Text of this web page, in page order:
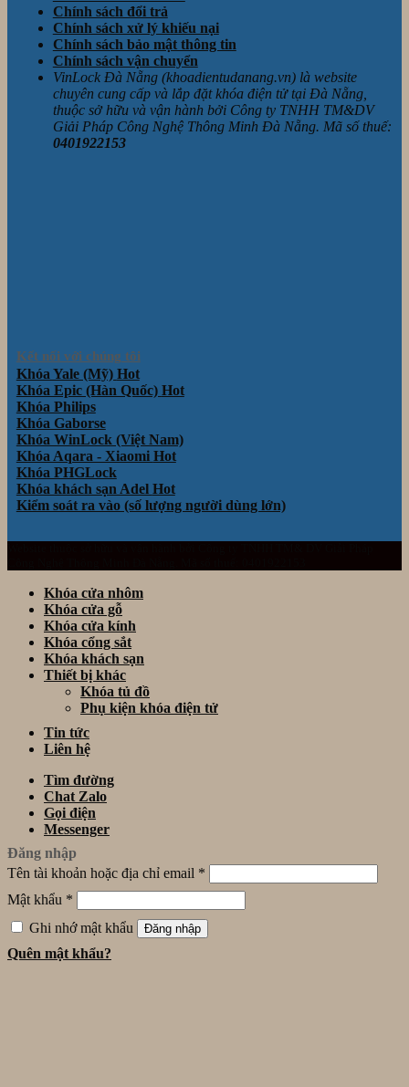
Chính sách đổi trả
Chính sách xử lý khiếu nại
Chính sách bảo mật thông tin
Chính sách vận chuyển
VinLock Đà Nẵng (khoadientudanang.vn) là website
chuyên cung cấp và lắp đặt khóa điện tử tại Đà Nẵng,
thuộc sở hữu và vận hành bởi Công ty TNHH TM&DV
Giải Pháp Công Nghệ Thông Minh Đà Nẵng. Mã số thuế:
0401922153
Kết nối với chúng tôi
Khóa Yale (Mỹ)
Khóa Epic (Hàn Quốc)
Khóa Philips
Khóa Gaborse
Khóa WinLock (Việt Nam)
Khóa Aqara - Xiaomi
Khóa PHGLock
Khóa khách sạn Adel
Kiểm soát ra vào (số lượng người dùng lớn)
Khóa cửa nhôm
Khóa cửa gỗ
Khóa cửa kính
Khóa cổng sắt
Khóa khách sạn
Thiết bị khác
Khóa tủ đồ
Phụ kiện khóa điện tử
Tin tức
Liên hệ
Tìm đường
Chat Zalo
Gọi điện
Messenger
Đăng nhập
Tên tài khoản hoặc địa chỉ email *
Mật khẩu *
Ghi nhớ mật khẩu
Đăng nhập
Quên mật khẩu?